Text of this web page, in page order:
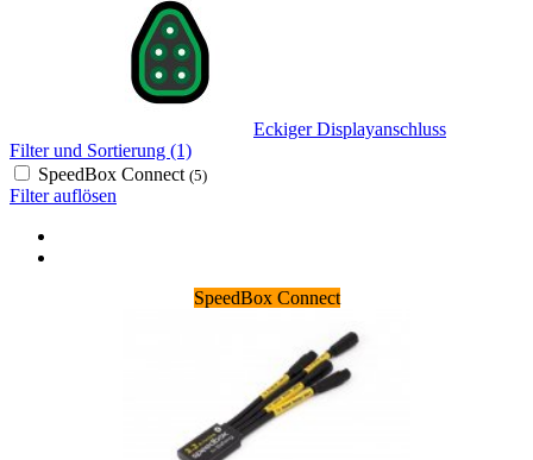
Eckiger Displayanschluss
Filter und Sortierung (1)
SpeedBox Connect (5)
Filter auflösen
SpeedBox Connect